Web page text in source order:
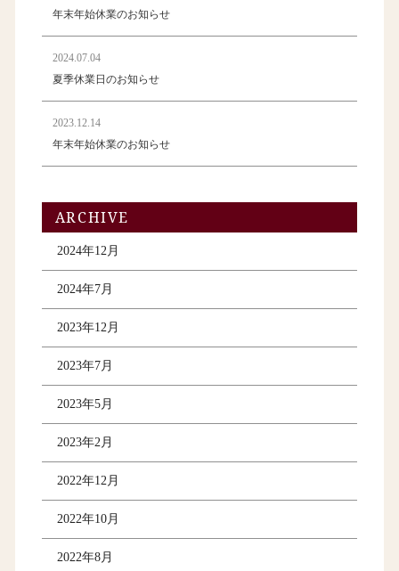
年末年始休業のお知らせ
2024.07.04
夏季休業日のお知らせ
2023.12.14
年末年始休業のお知らせ
ARCHIVE
2024年12月
2024年7月
2023年12月
2023年7月
2023年5月
2023年2月
2022年12月
2022年10月
2022年8月